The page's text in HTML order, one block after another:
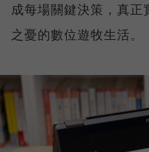
成每場關鍵決策，真
之憂的數位遊牧生活。